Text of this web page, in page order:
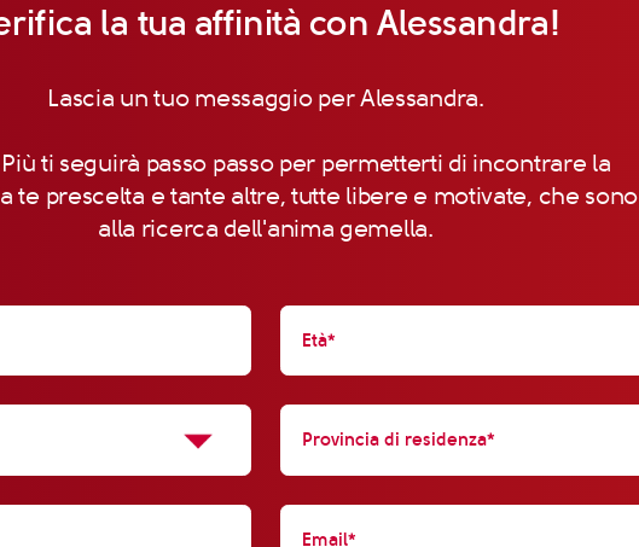
la tua affinità con Alessandra!
Lascia un tuo messaggio per Alessandra.
ti seguirà passo passo per permetterti di incontrare la
te prescelta e tante altre, tutte libere e motivate, che sono
alla ricerca dell'anima gemella.